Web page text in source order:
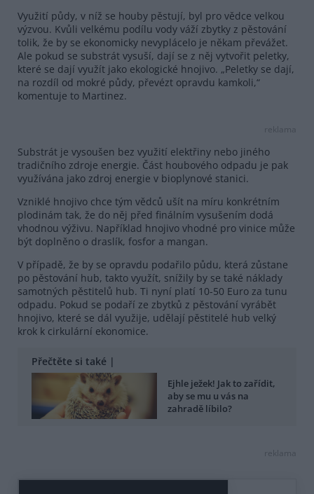
Využití půdy, v níž se houby pěstují, byl pro vědce velkou
výzvou. Kvůli velkému podílu vody váží zbytky z pěstování
tolik, že by se ekonomicky nevyplácelo je někam převážet.
Ale pokud se substrát vysuší, dají se z něj vytvořit peletky,
které se dají využít jako ekologické hnojivo. „Peletky se dají,
na rozdíl od mokré půdy, převézt opravdu kamkoli,“
komentuje to Martinez.
reklama
Substrát je vysoušen bez využití elektřiny nebo jiného
tradičního zdroje energie. Část houbového odpadu je pak
využívána jako zdroj energie v bioplynové stanici.
Vzniklé hnojivo chce tým vědců ušít na míru konkrétním
plodinám tak, že do něj před finálním vysušením dodá
vhodnou výživu. Například hnojivo vhodné pro vinice může
být doplněno o draslík, fosfor a mangan.
V případě, že by se opravdu podařilo půdu, která zůstane
po pěstování hub, takto využít, snížily by se také náklady
samotných pěstitelů hub. Ti nyní platí 10-50 Euro za tunu
odpadu. Pokud se podaří ze zbytků z pěstování vyrábět
hnojivo, které se dál využije, udělají pěstitelé hub velký
krok k cirkulární ekonomice.
Přečtěte si také |
Ejhle ježek! Jak to zařídit,
aby se mu u vás na
zahradě líbilo?
reklama